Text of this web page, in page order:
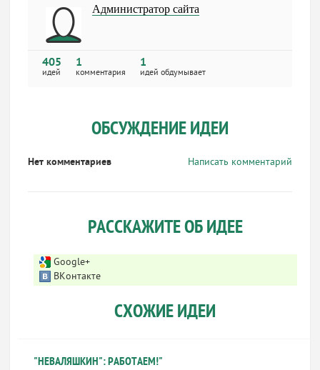
Администратор сайта
405
идей
1
комментария
1
идей обдумывает
ОБСУЖДЕНИЕ ИДЕИ
Написать комментарий
Нет комментариев
РАССКАЖИТЕ ОБ ИДЕЕ
Google+
ВКонтакте
СХОЖИЕ ИДЕИ
"НЕВАЛЯШКИН": РАБОТАЕМ!"